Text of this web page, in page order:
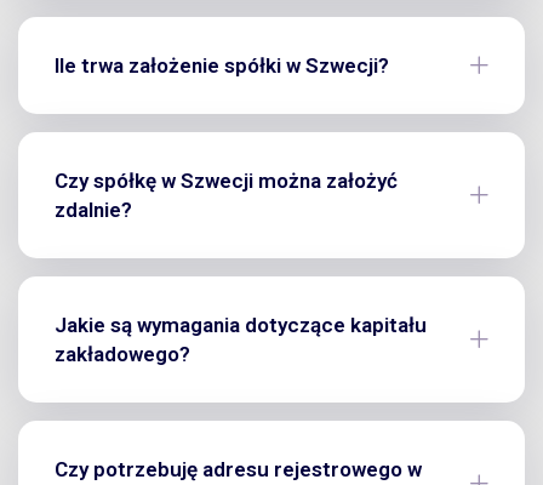
Ile trwa założenie spółki w Szwecji?
Czy spółkę w Szwecji można założyć
zdalnie?
Jakie są wymagania dotyczące kapitału
zakładowego?
Czy potrzebuję adresu rejestrowego w